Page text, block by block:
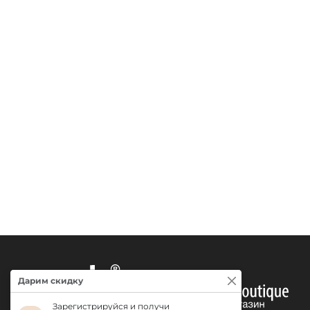
Дарим скидку
Зарегистрируйся и получи